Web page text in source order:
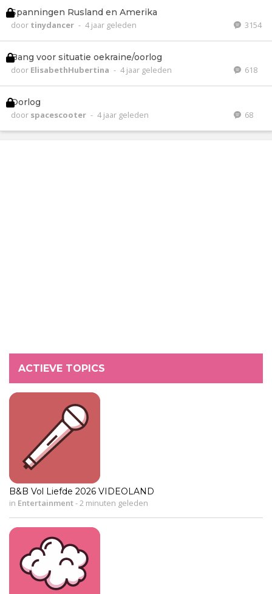
Spanningen Rusland en Amerika
door tinydancer - 4 jaar geleden 3154
Bang voor situatie oekraine/oorlog
door ElisabethHubertina - 4 jaar geleden 618
Oorlog
door spacescooter - 4 jaar geleden 68
ACTIEVE TOPICS
B&B Vol Liefde 2026 VIDEOLAND
in Entertainment-2 minuten geleden